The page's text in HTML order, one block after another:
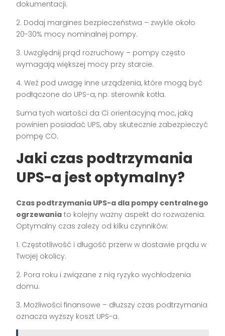
dokumentacji.
2. Dodaj margines bezpieczeństwa – zwykle około
20-30% mocy nominalnej pompy.
3. Uwzględnij prąd rozruchowy – pompy często
wymagają większej mocy przy starcie.
4. Weź pod uwagę inne urządzenia, które mogą być
podłączone do UPS-a, np. sterownik kotła.
Suma tych wartości da Ci orientacyjną moc, jaką
powinien posiadać UPS, aby skutecznie zabezpieczyć
pompę CO.
Jaki czas podtrzymania
UPS-a jest optymalny?
Czas podtrzymania UPS-a dla pompy centralnego
ogrzewania to kolejny ważny aspekt do rozważenia.
Optymalny czas zależy od kilku czynników:
1. Częstotliwość i długość przerw w dostawie prądu w
Twojej okolicy.
2. Pora roku i związane z nią ryzyko wychłodzenia
domu.
3. Możliwości finansowe – dłuższy czas podtrzymania
oznacza wyższy koszt UPS-a.